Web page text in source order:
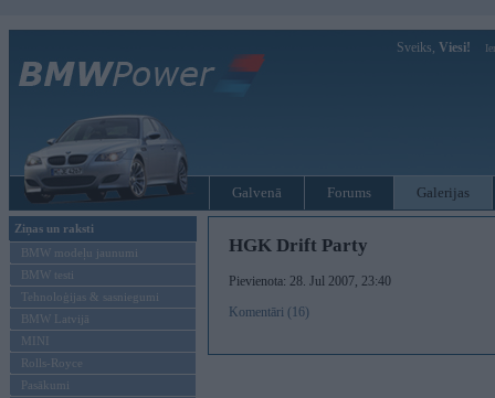
Sveiks, Viesi!
Galvenā Forums Galerijas
Ziņas un raksti
BMW modeļu jaunumi
BMW testi
Tehnoloģijas & sasniegumi
BMW Latvijā
MINI
Rolls-Royce
Pasākumi
HGK Drift Party
Pievienota: 28. Jul 2007, 23:40
Komentāri (16)